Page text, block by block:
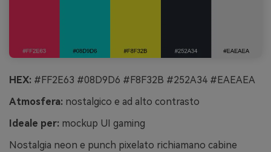
HEX: #FF2E63 #08D9D6 #F8F32B #252A34 #EAEAEA
Atmosfera: nostalgico e ad alto contrasto
Ideale per: mockup UI gaming
Nostalgia neon e punch pixelato richiamano cabine